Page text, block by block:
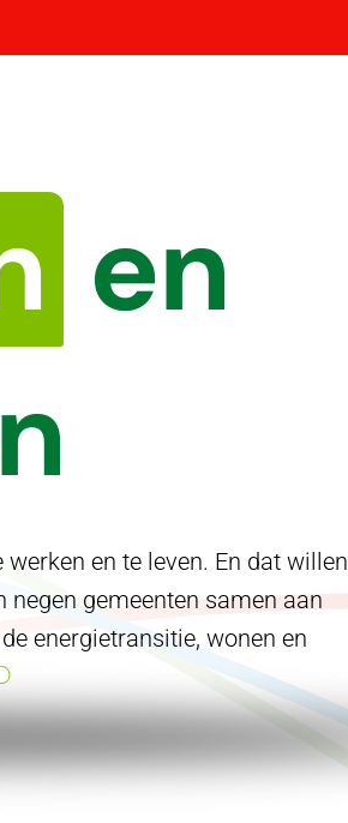
en
en te leven. En dat willen
gemeenten samen aan
energietransitie, wonen en